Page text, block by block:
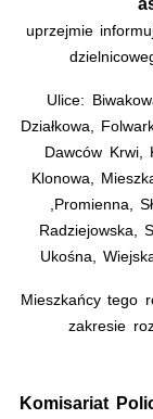
uprzejmie
Ulice:
Działkowa,
Dawców Krwi,
Klonowa,
,Promienna,
Radziejowska,
Ukośna,
Mieszkańcy tego
zakresie
Komisariat